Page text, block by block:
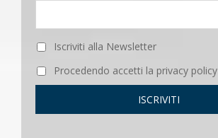
Iscriviti alla Newsletter
Procedendo accetti la privacy policy